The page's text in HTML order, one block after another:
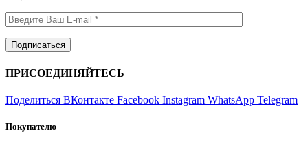
ПРИСОЕДИНЯЙТЕСЬ
Поделиться ВКонтакте Facebook Instagram WhatsApp Telegram
Покупателю